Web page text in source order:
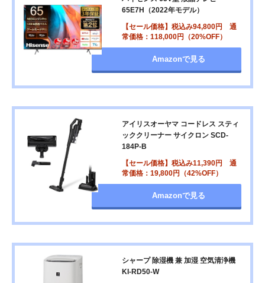
65E7H（2022年モデル）
【セール価格】税込み94,800円 通
常価格：118,000円（20%OFF）
Amazonで見る
アイリスオーヤマ コードレス スティ
ッククリーナー サイクロン SCD-
184P-B
【セール価格】税込み11,390円 通
常価格：19,800円（42%OFF）
Amazonで見る
シャープ 除湿機 兼 加湿 空気清浄機
KI-RD50-W